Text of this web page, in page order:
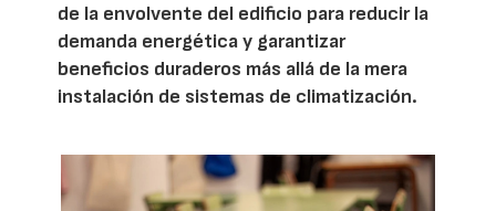
de la envolvente del edificio para reducir la
demanda energética y garantizar
beneficios duraderos más allá de la mera
instalación de sistemas de climatización.